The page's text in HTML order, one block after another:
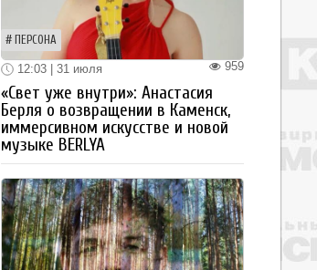
ПЕРСОНА
959
12:03 | 31 июля
«Свет уже внутри»: Анастасия
Берля о возвращении в Каменск,
иммерсивном искусстве и новой
музыке BERLYA